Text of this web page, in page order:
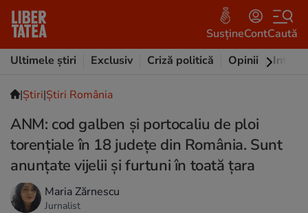
SusțineContCaută
Ultimele știri
Exclusiv Criză politică Opinii
|Ştiri|Știri România
ANM: cod galben și portocaliu de ploi
torențiale în 18 județe din România. Sunt
anunțate vijelii și furtuni în toată țara
Maria Zărnescu
Jurnalist